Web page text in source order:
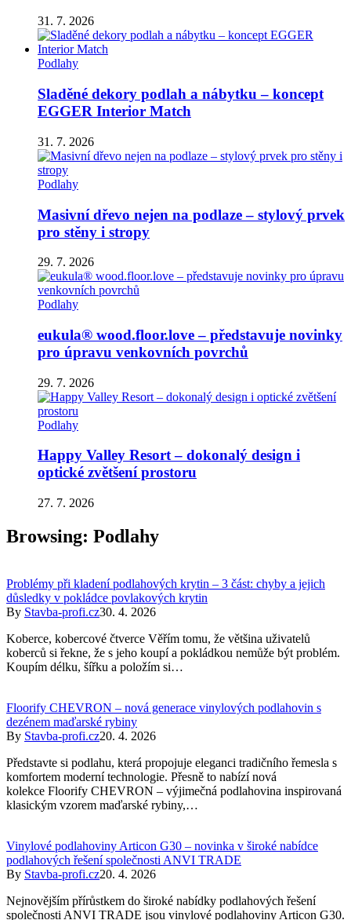
31. 7. 2026
Podlahy
Sladěné dekory podlah a nábytku – koncept
EGGER Interior Match
31. 7. 2026
Podlahy
Masivní dřevo nejen na podlaze – stylový prvek
pro stěny i stropy
29. 7. 2026
Podlahy
eukula® wood.floor.love – představuje novinky
pro úpravu venkovních povrchů
29. 7. 2026
Podlahy
Happy Valley Resort – dokonalý design i
optické zvětšení prostoru
27. 7. 2026
Browsing: Podlahy
Problémy při kladení podlahových krytin – 3 část: chyby a jejich
důsledky v pokládce povlakových krytin
By Stavba-profi.cz30. 4. 2026
Koberce, kobercové čtverce Věřím tomu, že většina uživatelů
koberců si řekne, že s jeho koupí a pokládkou nemůže být problém.
Koupím délku, šířku a položím si…
Floorify CHEVRON – nová generace vinylových podlahovin s
dezénem maďarské rybiny
By Stavba-profi.cz20. 4. 2026
Představte si podlahu, která propojuje eleganci tradičního řemesla s
komfortem moderní technologie. Přesně to nabízí nová
kolekce Floorify CHEVRON – výjimečná podlahovina inspirovaná
klasickým vzorem maďarské rybiny,…
Vinylové podlahoviny Articon G30 – novinka v široké nabídce
podlahových řešení společnosti ANVI TRADE
By Stavba-profi.cz20. 4. 2026
Nejnovějším přírůstkem do široké nabídky podlahových řešení
společnosti ANVI TRADE jsou vinylové podlahoviny Articon G30.